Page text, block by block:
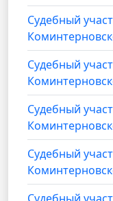
Судебный
Судебный
Судебный
Судебный
Судебный